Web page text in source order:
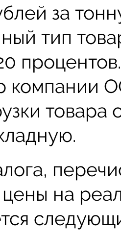
за
тип
компании
товара
цены на